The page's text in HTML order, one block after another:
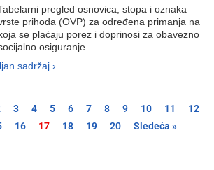
pregled osnovica, stopa i oznaka
prihoda (OVP) za određena primanja na
se plaćaju porez i doprinosi za obavezno
osiguranje
sadržaj ›
3 4 5 6 7 8 9 10 11
12
16 17 18 19 20 Sledeća »